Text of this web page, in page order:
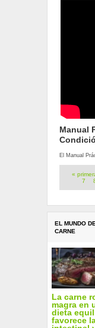
Manual
El Manual
«
7
EL MUNDO
CARNE
La carne
magra en
dieta
favorece